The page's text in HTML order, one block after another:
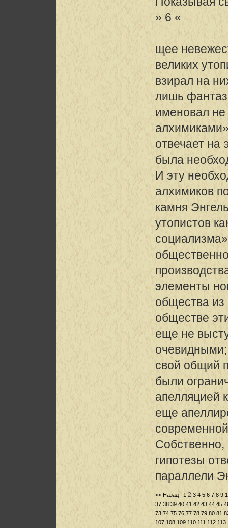
» 6 «
щее
великих
взирал на
лишь
именовал
отвечает на
была
И эту
алхимиков
камня
утопистов
элементы
общества
обществе
еще не
свой общий
были
апелляцией
еще
гипотезы
параллели
<< Назад 1 2 3 4 5 6 7 8 9
37 38 39 40 41 42 43 44 45
73 74 75 76 77 78 79 80 81
107 108 109 110 111 112 113